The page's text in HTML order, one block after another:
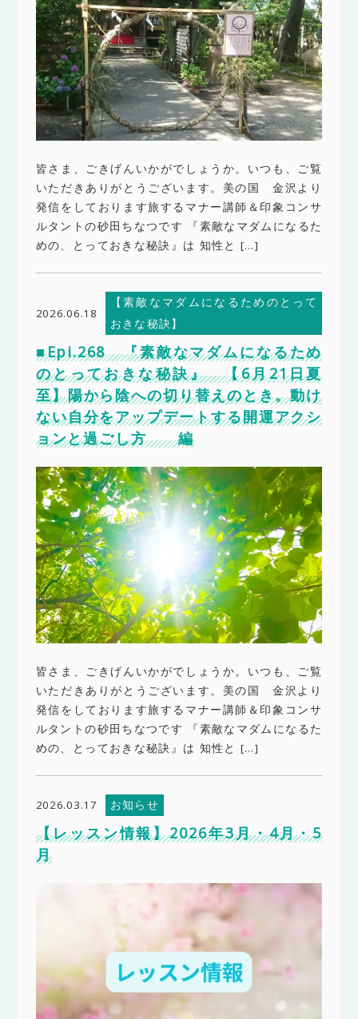
皆さま、ごきげんいかがでしょうか。いつも、ご覧
いただきありがとうございます。美の国 金沢より
発信をしております旅するマナー講師＆印象コンサ
ルタントの砂田ちなつです 『素敵なマダムになるた
めの、とっておきな秘訣』は 知性と […]
2026.06.18
【素敵なマダムになるためのとって
おきな秘訣】
■Epi.268 『素敵なマダムになるため
のとっておきな秘訣』 【6月21日夏
至】陽から陰への切り替えのとき。動け
ない自分をアップデートする開運アクシ
ョンと過ごし方 編
皆さま、ごきげんいかがでしょうか。いつも、ご覧
いただきありがとうございます。美の国 金沢より
発信をしております旅するマナー講師＆印象コンサ
ルタントの砂田ちなつです 『素敵なマダムになるた
めの、とっておきな秘訣』は 知性と […]
2026.03.17 お知らせ
【レッスン情報】2026年3月・4月・5
月